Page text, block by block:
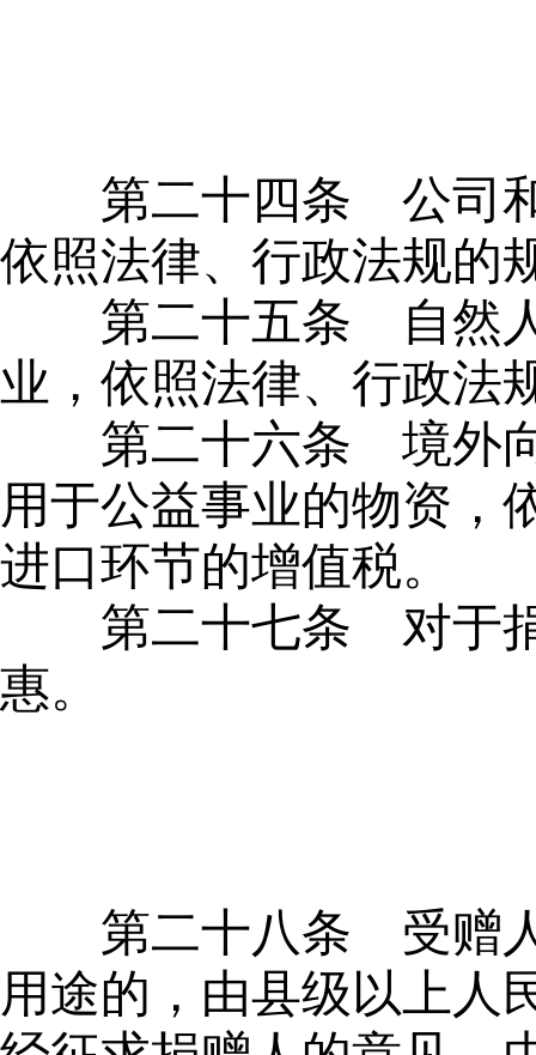
第二十四条 公司
依照法律、行政法规的
第二十五条 自然
业，依照法律、行政法
第二十六条 境外
用于公益事业的物资，
进口环节的增值税。
第二十七条 对于
惠。
第二十八条 受赠
用途的，由县级以上人